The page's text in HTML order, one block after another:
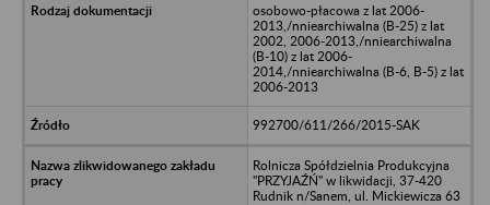
osobowo-płacowa z lat 2006-
2013,/nniearchiwalna (B-25) z lat
2002, 2006-2013,/nniearchiwalna
(B-10) z lat 2006-
2014,/nniearchiwalna (B-6, B-5) z lat
2006-2013
992700/611/266/2015-SAK
Rolnicza Spółdzielnia Produkcyjna
"PRZYJAŹŃ" w likwidacji, 37-420
Rudnik n/Sanem, ul. Mickiewicza 63